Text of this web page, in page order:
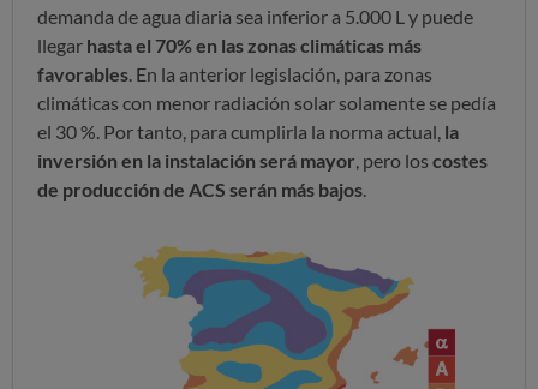
demanda de agua diaria sea inferior a 5.000 L y puede
llegar hasta el 70% en las zonas climáticas más
favorables . En la anterior legislación, para zonas
climáticas con menor radiación solar solamente se pedía
el 30 %. Por tanto, para cumplirla la norma actual, la
inversión en la instalación será mayor , pero los costes
de producción de ACS serán más bajos